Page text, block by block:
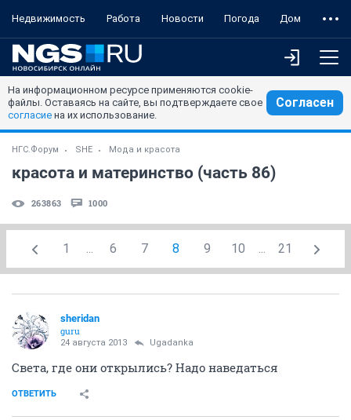
Недвижимость Работа Новости Погода Дом
На информационном ресурсе применяются cookie-
файлы. Оставаясь на сайте, вы подтверждаете свое
согласие на их использование.
Согласен
НГС.Форум SHE Мода и красота
красота и материнство (часть 86)
263863 1000
1 ... 6 7 8 9 10 ... 21
sheridan
guru
24 августа 2013 Ugadanka
Света, где они открылись? Надо наведаться
ОТВЕТИТЬ